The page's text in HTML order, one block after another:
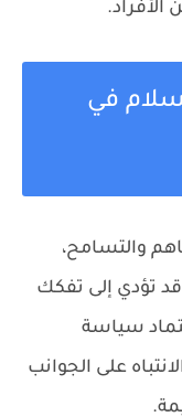
الأفراد.
في
والتسامح،
تؤدي إلى تفكك
سياسة
على الجوانب